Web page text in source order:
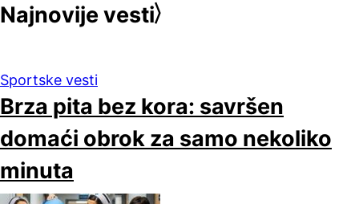
Najnovije vesti
Sportske vesti
Brza pita bez kora: savršen
domaći obrok za samo nekoliko
minuta